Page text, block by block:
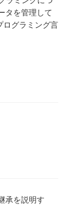
タを管理して
ログラミング言
承を説明す